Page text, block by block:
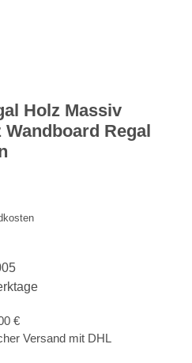
Holz Massiv
Regal
€
Versand mit DHL